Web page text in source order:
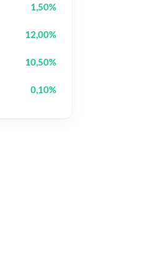
1,50%
12,00%
10,50%
0,10%